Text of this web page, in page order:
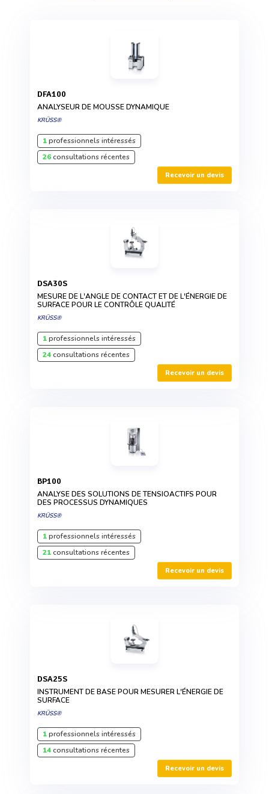
DFA100
ANALYSEUR DE MOUSSE DYNAMIQUE
KRÜSS®
1professionnels intéressés
26consultations récentes
Recevoir un devis
DSA30S
MESURE DE L'ANGLE DE CONTACT ET DE L'ÉNERGIE DE
SURFACE POUR LE CONTRÔLE QUALITÉ
KRÜSS®
1professionnels intéressés
24consultations récentes
Recevoir un devis
BP100
ANALYSE DES SOLUTIONS DE TENSIOACTIFS POUR
DES PROCESSUS DYNAMIQUES
KRÜSS®
1professionnels intéressés
21consultations récentes
Recevoir un devis
DSA25S
INSTRUMENT DE BASE POUR MESURER L'ÉNERGIE DE
SURFACE
KRÜSS®
1professionnels intéressés
14consultations récentes
Recevoir un devis